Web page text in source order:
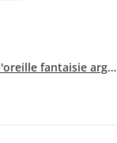
Boucle d'oreille fantaisie argentée chat noir...